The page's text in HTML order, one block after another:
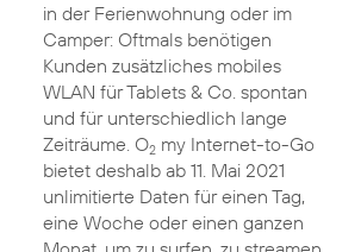
in der Ferienwohnung oder im
Camper: Oftmals benötigen
Kunden zusätzliches mobiles
WLAN für Tablets & Co. spontan
und für unterschiedlich lange
Zeiträume. O2my Internet-to-Go
bietet deshalb ab 11. Mai 2021
unlimitierte Daten für einen Tag,
eine Woche oder einen ganzen